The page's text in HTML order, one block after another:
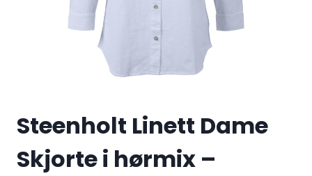
Steenholt Linett Dame
Skjorte i hørmix –